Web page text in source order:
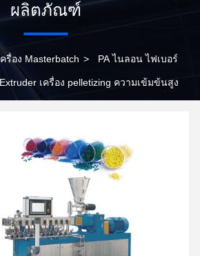
ผลิตภัณฑ์
ครื่อง Masterbatch > PA ไนลอน ไฟเบอร์
เครื่อง pelletizing ความเข้มข้นสูง